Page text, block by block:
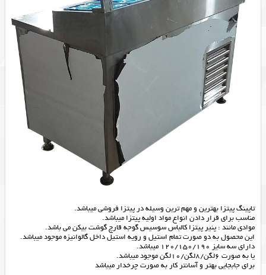
تاپینگ پیتزا بهترین و مهم ترین وسیله در پیتزا فروشی میباشد.
مناسب برای قرار دادن انواع مواد اولیه پیتزا میباشد.
موادی مانند : پنیر پیتزا کالباس سوسیس گوجه قارچ گوشت بیکن می باشد.
این محصول به دو صورت تمام استیل و رویه استیل داخل گالوانیزه موجود میباشد.
دارای سه سایز 120/150/190 میباشد.
یا به صورت 6لگن/8لگن/10لگن موجود میباشد.
برای جابجایی بهتر و آسانتر کار به صورت چرخدار میباشد